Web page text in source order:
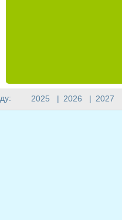
2025 | 2026 | 2027